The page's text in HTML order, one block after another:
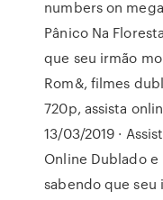
numbers on
Pânico Na
que seu irmão
Rom&, filmes
720p, assista
13/03/2019 ·
Online Dublado
sabendo que seu